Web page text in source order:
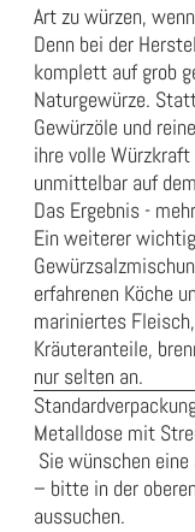
Art zu würzen,
Denn bei der
komplett auf grob
Naturgewürze.
Gewürzöle und
ihre volle
unmittelbar auf
Das Ergebnis -
Ein weiterer
erfahrenen Köche
mariniertes
Kräuteranteile,
nur selten an.
Metalldose mit
Sie wünschen
– bitte in der
aussuchen.